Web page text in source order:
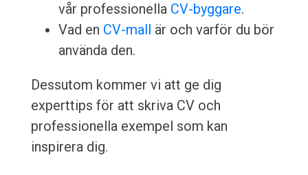
vår professionella CV-byggare.
Vad en CV-mall är och varför du bör
använda den.
Dessutom kommer vi att ge dig
experttips för att skriva CV och
professionella exempel som kan
inspirera dig.